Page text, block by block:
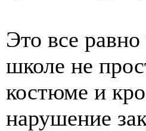
Это все
школе не
костюме и
нарушение